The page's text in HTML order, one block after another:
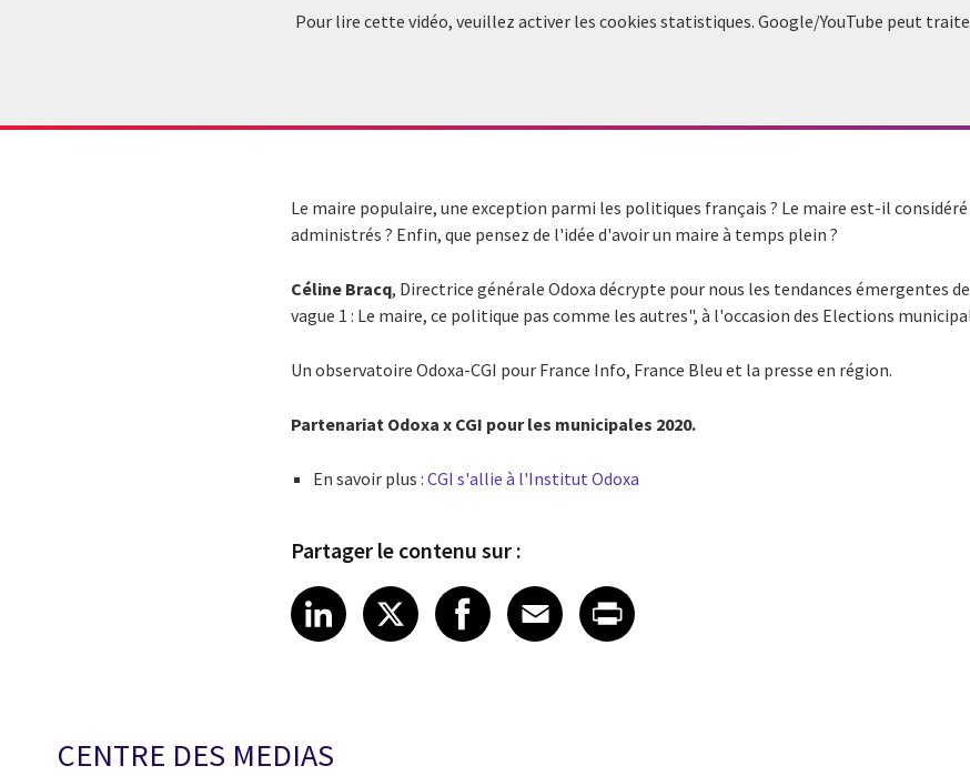
Pour lire cette vidéo, veuillez activer les cookies statistiques. Google/YouTube peut
Le maire populaire, une exception parmi les politiques français ? Le maire est-il
administrés ? Enfin, que pensez de l'idée d'avoir un maire à temps plein ?
Céline Bracq, Directrice générale Odoxa décrypte pour nous les tendances émergentes
vague 1 : Le maire, ce politique pas comme les autres", à l'occasion des Elections
Un observatoire Odoxa-CGI pour France Info, France Bleu et la presse en région.
Partenariat Odoxa x CGI pour les municipales 2020.
En savoir plus :CGI s'allie à l'Institut Odoxa
Partager le contenu sur :
Share article on LinkedIn
LinkedIn
Share article on X
XShare article on Facebook
Facebook
Share article on Email
Email
Share article on Print
CENTRE DES MEDIAS